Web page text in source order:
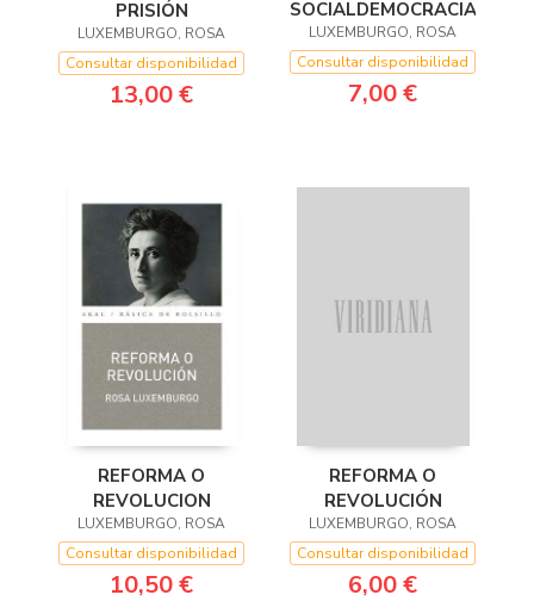
PRISIÓN
LUXEMBURGO, ROSA
Consultar disponibilidad
13,00 €
SOCIALDEMOCRACIA
LUXEMBURGO, ROSA
Consultar disponibilidad
7,00 €
REFORMA O
REVOLUCION
LUXEMBURGO, ROSA
Consultar disponibilidad
10,50 €
REFORMA O
REVOLUCIÓN
LUXEMBURGO, ROSA
Consultar disponibilidad
6,00 €